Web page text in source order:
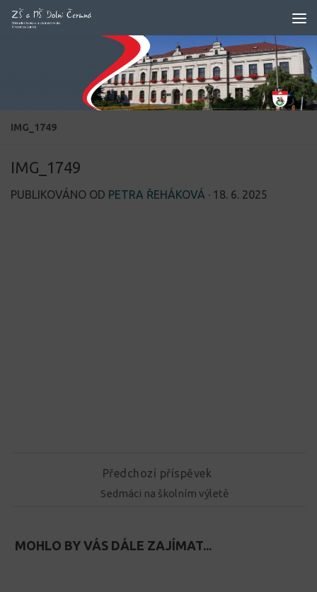
Skip to content
IMG_1749
IMG_1749
PUBLIKOVÁNO OD PETRA ŘEHÁKOVÁ · 18. 6. 2025
Předchozí příspěvek
Sedmáci na školním výletě
MOHLO BY VÁS DÁLE ZAJÍMAT...